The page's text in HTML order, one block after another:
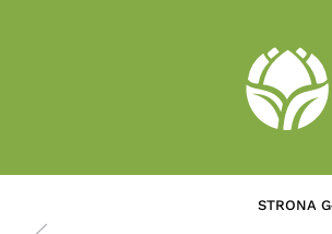
STRONA